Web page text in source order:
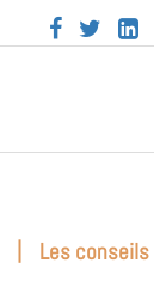
  
| Les conseils